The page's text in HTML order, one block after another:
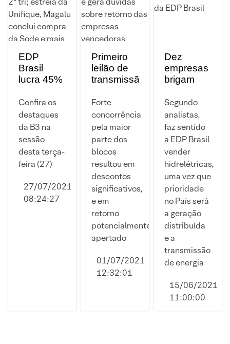
EDP
Brasil
lucra 45%
TIM tem
alta de
154% do
lucro no
2º tri;
estreia da
Unifique,
Magalu
conclui
compra
Confira os
destaques
da B3 na
sessão
desta terça-
feira (27)
27/07/2021
08:24:27
Primeiro
leilão de
transmissão
tem
disputa
acirrada e
gera
dúvidas
sobre
retorno
das
empresas
vencedoras
Forte
concorrência
pela maior
parte dos
blocos
resultou em
descontos
significativos,
e em
retorno
potencialmente
apertado
01/07/2021
12:32:01
Dez
empresas
brigam
da EDP
Brasil
Segundo
analistas,
faz sentido
a EDP Brasil
vender
hidrelétricas,
uma vez que
prioridade
no País será
a geração
distribuída
e a
transmissão
de energia
15/06/2021
11:00:00